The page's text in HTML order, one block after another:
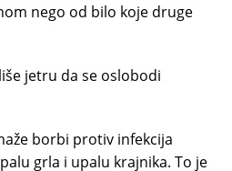
nego od bilo koje druge
jetru da se oslobodi
borbi protiv infekcija
grla i upalu krajnika. To je